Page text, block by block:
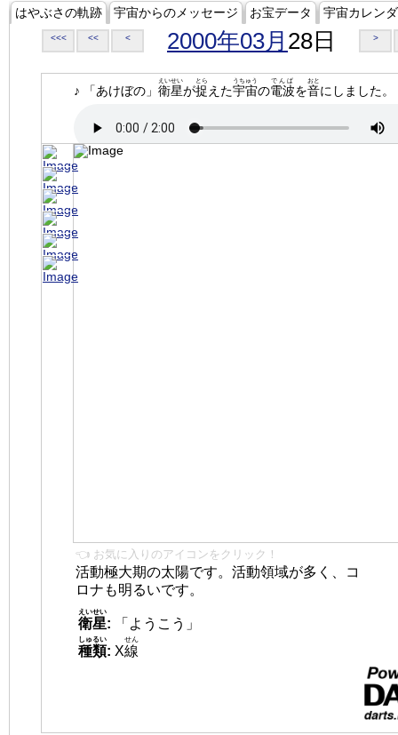
はやぶさの軌跡 宇宙からのメッセージ お宝データ 宇宙カレン
<<< << < 2000年03月 28日 >
♪ 「あけぼの」 衛星
えいせい
が捉
とら
えた宇宙
うちゅう
の電波
でんぱ
を音
おと
にしました。
👈 お気に入りのアイコンをクリック！
活動極大期の太陽です。活動領域が多く、コ
ロナも明るいです。
衛星
えいせい
:
「ようこう」
種類
しゅるい
: X線
せん